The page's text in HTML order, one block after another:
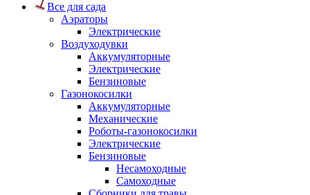
Все для сада
Аэраторы
Электрические
Воздуходувки
Аккумуляторные
Электрические
Бензиновые
Газонокосилки
Аккумуляторные
Механические
Роботы-газонокосилки
Электрические
Бензиновые
Несамоходные
Самоходные